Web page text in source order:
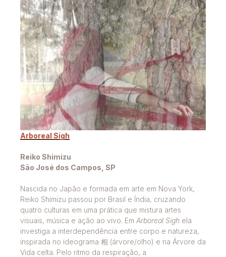
Arboreal Sigh
Reiko Shimizu
São José dos Campos, SP
Nascida no Japão e formada em arte em Nova York,
Reiko Shimizu passou por Brasil e Índia, cruzando
quatro culturas em uma prática que mistura artes
visuais, música e ação ao vivo. Em Arboreal Sigh ela
investiga a interdependência entre corpo e natureza,
inspirada no ideograma 相 (árvore/olho) e na Árvore da
Vida celta. Pelo ritmo da respiração, a